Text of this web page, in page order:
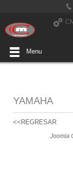
Menu
YAMAHA
<<REGRESAR
Joomla